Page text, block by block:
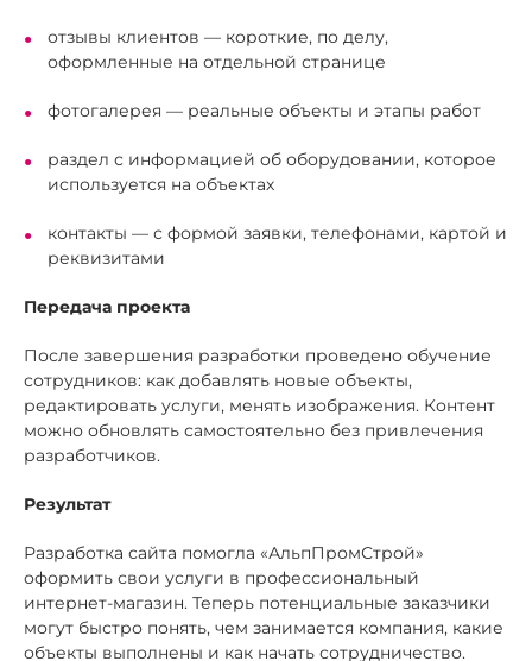
отзывы клиентов — короткие, по делу,
оформленные на отдельной странице
фотогалерея — реальные объекты и этапы работ
раздел с информацией об оборудовании, которое
используется на объектах
контакты — с формой заявки, телефонами, картой и
реквизитами
Передача проекта
После завершения разработки проведено обучение
сотрудников: как добавлять новые объекты,
редактировать услуги, менять изображения. Контент
можно обновлять самостоятельно без привлечения
разработчиков.
Результат
Разработка сайта помогла «АльпПромСтрой»
оформить свои услуги в профессиональный
интернет-магазин. Теперь потенциальные заказчики
могут быстро понять, чем занимается компания, какие
объекты выполнены и как начать сотрудничество.